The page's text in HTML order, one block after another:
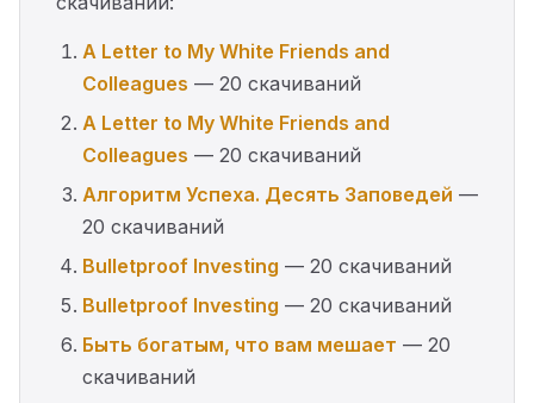
A Letter to My White Friends and
Colleagues — 20 скачиваний
A Letter to My White Friends and
Colleagues — 20 скачиваний
Алгоритм Успеха. Десять Заповедей —
20 скачиваний
Bulletproof Investing — 20 скачиваний
Bulletproof Investing — 20 скачиваний
Быть богатым, что вам мешает — 20
скачиваний